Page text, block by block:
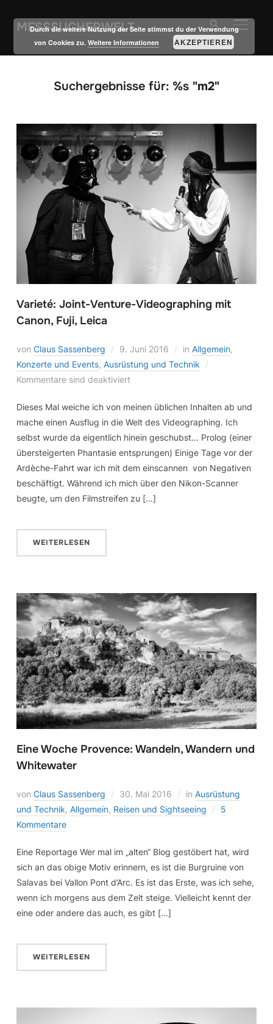
MESSSUCHERWELT
Suchergebnisse für: %s "m2"
Varieté: Joint-Venture-Videographing mit
Canon, Fuji, Leica
von Claus Sassenberg 9. Juni 2016 in Allgemein,
Konzerte und Events, Ausrüstung und Technik
Kommentare sind deaktiviert
Dieses Mal weiche ich von meinen üblichen Inhalten ab und
mache einen Ausflug in die Welt des Videographing. Ich
selbst wurde da eigentlich hinein geschubst… Prolog (einer
übersteigerten Phantasie entsprungen) Einige Tage vor der
Ardèche-Fahrt war ich mit dem einscannen von Negativen
beschäftigt. Während ich mich über den Nikon-Scanner
beugte, um den Filmstreifen zu […]
WEITERLESEN
Eine Woche Provence: Wandeln, Wandern und
Whitewater
von Claus Sassenberg 30. Mai 2016 in Ausrüstung
und Technik, Allgemein, Reisen und Sightseeing
5
Kommentare
Eine Reportage Wer mal im „alten“ Blog gestöbert hat, wird
sich an das obige Motiv erinnern, es ist die Burgruine von
Salavas bei Vallon Pont d’Arc. Es ist das Erste, was ich sehe,
wenn ich morgens aus dem Zelt steige. Vielleicht kennt der
eine oder andere das auch, es gibt […]
WEITERLESEN
Durch die weitere Nutzung der Seite stimmst du der Verwendung
von Cookies zu.Weitere Informationen AKZEPTIEREN